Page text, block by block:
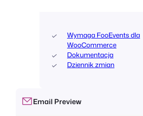
Email Preview
Wymaga FooEvents dla
WooCommerce
Dokumentacja
Dziennik zmian